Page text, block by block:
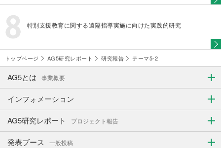
特別支援教育に関する遠隔指導実施に向けた実践的研究
トップページ AG5研究レポート 研究報告 テーマ5-2
AG5とは 事業概要
インフォメーション
AG5研究レポート プロジェクト報告
発表ブース 一般投稿